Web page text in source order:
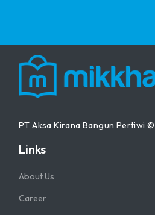
PT Aksa Kirana Bangun Pertiwi
Links
About Us
Career